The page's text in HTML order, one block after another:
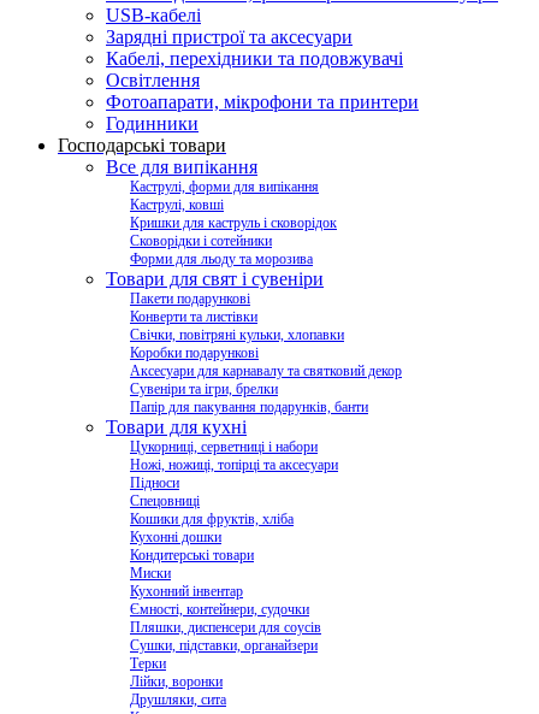
USB-кабелі
Зарядні пристрої та аксесуари
Кабелі, перехідники та подовжувачі
Освітлення
Фотоапарати, мікрофони та принтери
Годинники
Господарські товари
Все для випікання
Каструлі, форми для випікання
Каструлі, ковші
Кришки для каструль і сковорідок
Сковорідки і сотейники
Форми для льоду та морозива
Товари для свят і сувеніри
Пакети подарункові
Конверти та листівки
Свічки, повітряні кульки, хлопавки
Коробки подарункові
Аксесуари для карнавалу та святковий декор
Сувеніри та ігри, брелки
Папір для пакування подарунків, банти
Товари для кухні
Цукорниці, серветниці і набори
Ножі, ножиці, топірці та аксесуари
Підноси
Спецовниці
Кошики для фруктів, хліба
Кухонні дошки
Кондитерські товари
Миски
Кухонний інвентар
Ємності, контейнери, судочки
Пляшки, диспенсери для соусів
Сушки, підставки, органайзери
Терки
Лійки, воронки
Друшляки, сита